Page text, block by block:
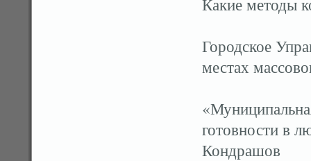
Какие методы
Городское
местах
готовности в
Кондрашов